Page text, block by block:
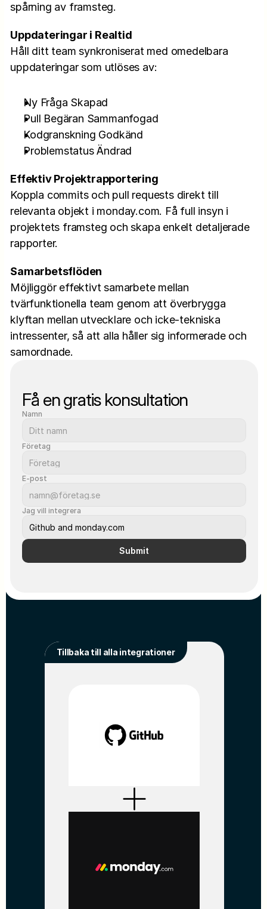
Tillbaka till alla integrationer
spårning av framsteg.
Uppdateringar i Realtid
Håll ditt team synkroniserat med omedelbara
uppdateringar som utlöses av:
Ny Fråga Skapad
Pull Begäran Sammanfogad
Kodgranskning Godkänd
Problemstatus Ändrad
Effektiv Projektrapportering
Koppla commits och pull requests direkt till
relevanta objekt i monday.com. Få full insyn i
projektets framsteg och skapa enkelt detaljerade
rapporter.
Samarbetsflöden
Möjliggör effektivt samarbete mellan
tvärfunktionella team genom att överbrygga
klyftan mellan utvecklare och icke-tekniska
intressenter, så att alla håller sig informerade och
samordnade.
Få en gratis konsultation
Namn
Företag
E-post
Jag vill integrera
Submit